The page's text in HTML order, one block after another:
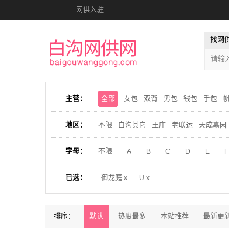
网供入驻
找网
主营： 全部 女包 双背 男包 钱包 手包
地区： 不限 白沟其它 王庄 老联运 天成嘉园
字母： 不限 A B C D E F
已选： 御龙庭 x U x
排序： 默认 热度最多 本站推荐 最新更